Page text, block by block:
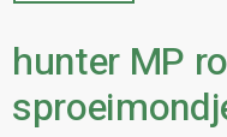
hunter MP